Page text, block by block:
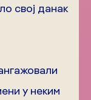
свој данак
у неким